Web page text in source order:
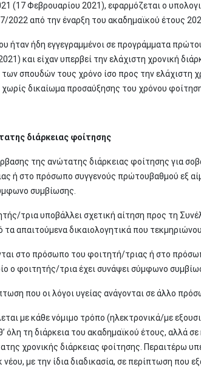
(17 Φεβρουαρίου 2021), εφαρμόζεται ο
2022 από την έναρξη του ακαδημαϊκού έτους
ήταν ήδη εγγεγραμμένοι σε προγράμματα
και είχαν υπερβεί την ελάχιστη χρονική
σπουδών τους χρόνο ίσο προς την ελάχιστη
δικαίωμα προσαύξησης του χρόνου
διάρκειας φοίτησης
της ανώτατης διάρκειας φοίτησης για
ή στο πρόσωπο συγγενούς πρώτουβαθμού εξ
συμβίωσης.
τρια υποβάλλει σχετική αίτηση προς τη
τα απαιτούμενα δικαιολογητικά που
στο πρόσωπο του φοιτητή/τριας ή στο
ο φοιτητής/τρια έχει συνάψει σύμφωνο
που οι λόγοι υγείας ανάγονται σε άλλο
με κάθε νόμιμο τρόπο (ηλεκτρονικά/με
τη διάρκεια του ακαδημαϊκού έτους, αλλά
χρονικής διάρκειας φοίτησης. Περαιτέρω
νέου, με την ίδια διαδικασία, σε περίπτωση που